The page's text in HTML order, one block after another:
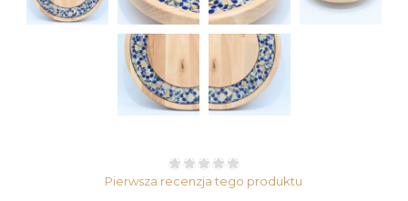
Pierwsza recenzja tego produktu